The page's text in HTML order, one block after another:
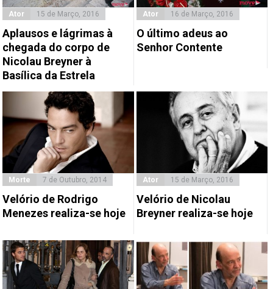
Ator 15 de Março, 2016
Aplausos e lágrimas à
chegada do corpo de
Nicolau Breyner à
Basílica da Estrela
Ator 16 de Março, 2016
O último adeus ao
Senhor Contente
Morte 7 de Outubro, 2014
Velório de Rodrigo
Menezes realiza-se hoje
Ator 15 de Março, 2016
Velório de Nicolau
Breyner realiza-se hoje